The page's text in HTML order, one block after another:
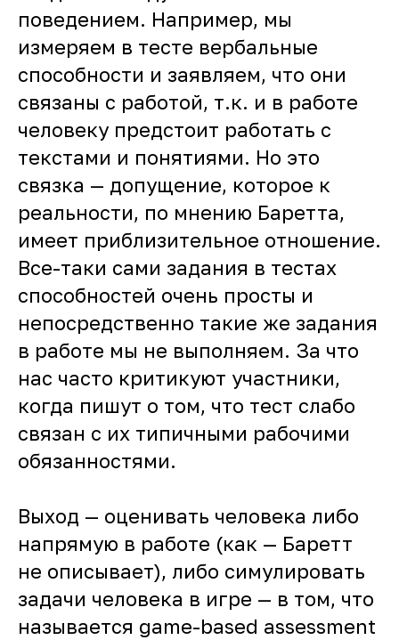
поведением. Например, мы
измеряем в тесте вербальные
способности и заявляем, что они
связаны с работой, т.к. и в работе
человеку предстоит работать с
текстами и понятиями. Но это
связка — допущение, которое к
реальности, по мнению Баретта,
имеет приблизительное отношение.
Все-таки сами задания в тестах
способностей очень просты и
непосредственно такие же задания
в работе мы не выполняем. За что
нас часто критикуют участники,
когда пишут о том, что тест слабо
связан с их типичными рабочими
обязанностями.
Выход — оценивать человека либо
напрямую в работе (как — Баретт
не описывает), либо симулировать
задачи человека в игре — в том, что
называется game-based assessment